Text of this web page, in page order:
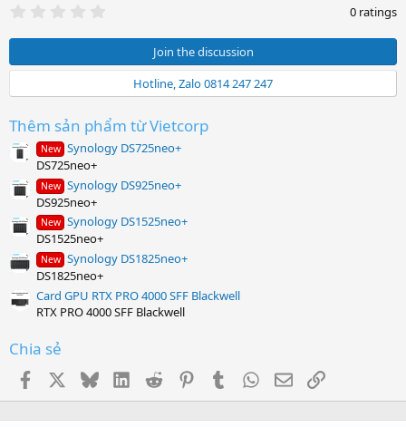
0
s
t
(
s
)
0 ratings
Join the discussion
Hotline, Zalo 0814 247 247
Thêm sản phẩm từ Vietcorp
New Synology DS725neo+
DS725neo+
New Synology DS925neo+
DS925neo+
New Synology DS1525neo+
DS1525neo+
New Synology DS1825neo+
DS1825neo+
Card GPU RTX PRO 4000 SFF Blackwell
RTX PRO 4000 SFF Blackwell
Chia sẻ
Facebook BlueskyLinkedInReddit PinterestTumblr WhatsApp
EmailLink